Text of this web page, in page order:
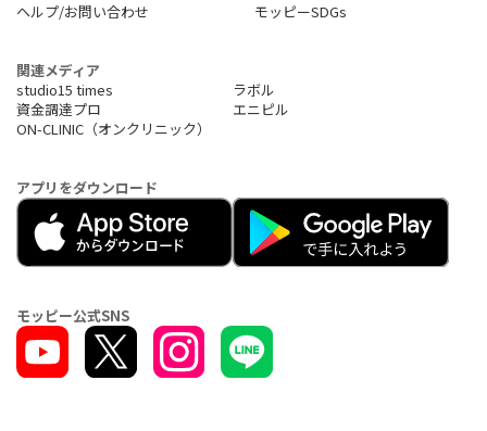
・サーバ運用監視ツール
ヘルプ/お問い合わせ
モッピーSDGs
関連メディア
studio15 times
ラボル
資金調達プロ
エニピル
ON-CLINIC（オンクリニック）
アプリをダウンロード
モッピー公式SNS